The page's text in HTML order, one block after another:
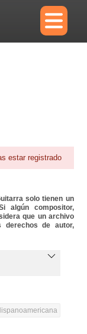
×
estar registrado
solo tienen un
algún compositor,
que un archivo
derechos de autor,